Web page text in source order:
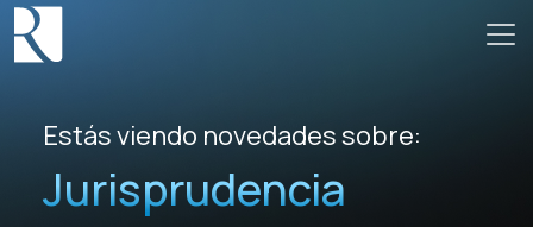
Estás viendo novedades sobre:
Jurisprudencia